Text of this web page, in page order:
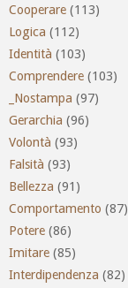
Cooperare (113)
Logica (112)
Identità (103)
Comprendere (103)
_Nostampa (97)
Gerarchia (96)
Volontà (93)
Falsità (93)
Bellezza (91)
Comportamento (87)
Potere (86)
Imitare (85)
Interdipendenza (82)